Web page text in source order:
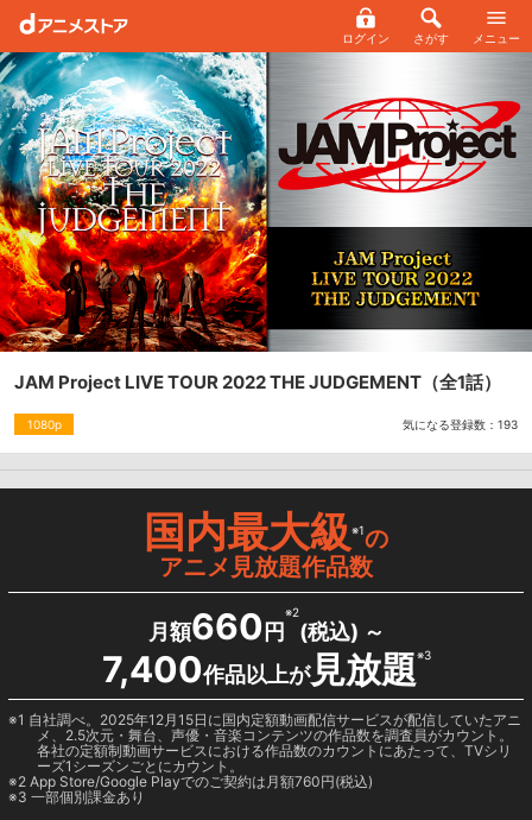
ログイン さがす メニュー
JAM Project LIVE TOUR 2022 THE JUDGEMENT （全1話）
1080p 気になる登録数： 193
国内最大級※1の
アニメ見放題作品数
月額660 円
※2
(税込) ～
7,400作品以上が見放題※3
1 自社調べ。2025年12月15日に国内定額動画配信サービスが配信していたアニ
メ、2.5次元・舞台、声優・音楽コンテンツの作品数を調査員がカウント。
各社の定額制動画サービスにおける作品数のカウントにあたって、TVシリ
ーズ1シーズンごとにカウント。
2 App Store/Google Playでのご契約は月額760円(税込)
3 一部個別課金あり